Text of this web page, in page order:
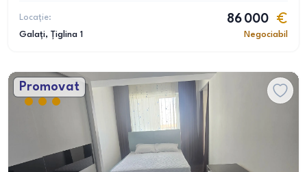
Locație:
Galați, Țiglina 1
86 000
Negociabil
Promovat